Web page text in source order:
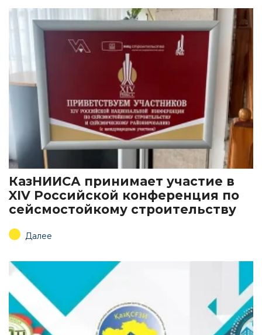
КазНИИСА принимает участие в
XIV Российской конференция по
сейсмостойкому строительству
Далее